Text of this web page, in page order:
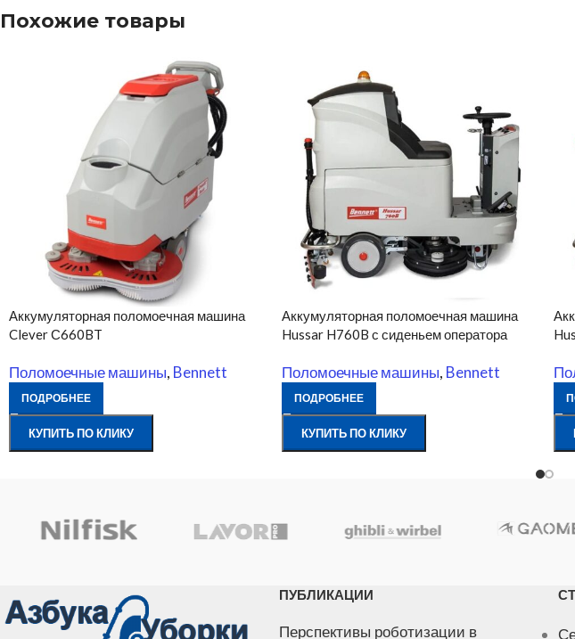
Похожие товары
Аккумуляторная поломоечная машина
Clever С660BT
Поломоечные машины, Bennett
ПОДРОБНЕЕ
КУПИТЬ ПО КЛИКУ
Аккумуляторная поломоечная машина
Hussar H760B с сиденьем оператора
Поломоечные машины, Bennett
ПОДРОБНЕЕ
КУПИТЬ ПО КЛИКУ
ПУБЛИКАЦИИ
Перспективы роботизации в